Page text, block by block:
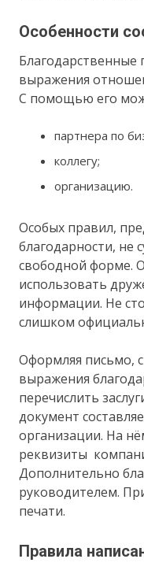
Особенности
Благодарственные
выражения
С помощью его
партнера по
коллегу;
организацию.
Особых правил,
благодарности, не
свободной форме.
использовать
информации. Не
слишком
Оформляя письмо,
выражения
перечислить
документ
организации. На
реквизиты
Дополнительно
руководителем.
печати.
Правила